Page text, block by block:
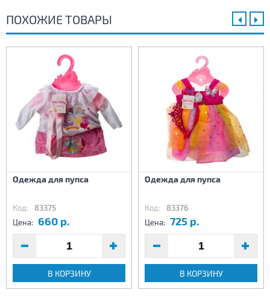
ПОХОЖИЕ ТОВАРЫ
Одежда для пупса
Код: 83375
Цена: 660 р.
В КОРЗИНУ
Одежда для пупса
Код: 83376
Цена: 725 р.
В КОРЗИНУ